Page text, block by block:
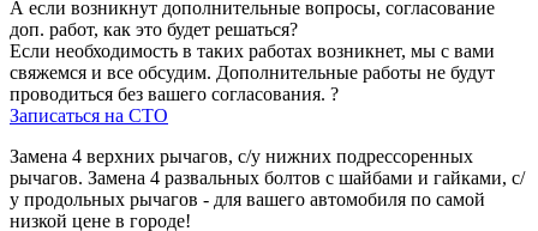
А если возникнут дополнительные вопросы, согласование
доп. работ, как это будет решаться?
Если необходимость в таких работах возникнет, мы с вами
свяжемся и все обсудим. Дополнительные работы не будут
проводиться без вашего согласования. ?
Записаться на СТО
Замена 4 верхних рычагов, с/у нижних подрессоренных
рычагов. Замена 4 развальных болтов с шайбами и гайками, с/
у продольных рычагов - для вашего автомобиля по самой
низкой цене в городе!